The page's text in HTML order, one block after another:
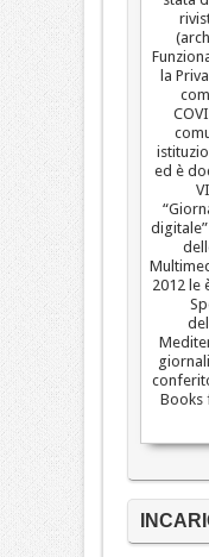
la
ed è
2012 le
Books